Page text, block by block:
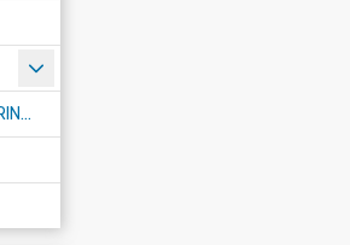
WYKAZ MIEJSC OBJĘTYCH MONITORINGIEM